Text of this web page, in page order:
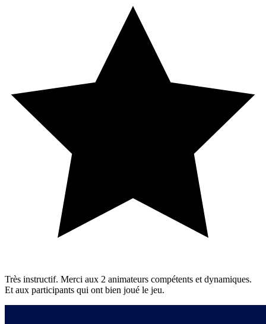
Très instructif. Merci aux 2 animateurs compétents et dynamiques.
Et aux participants qui ont bien joué le jeu.